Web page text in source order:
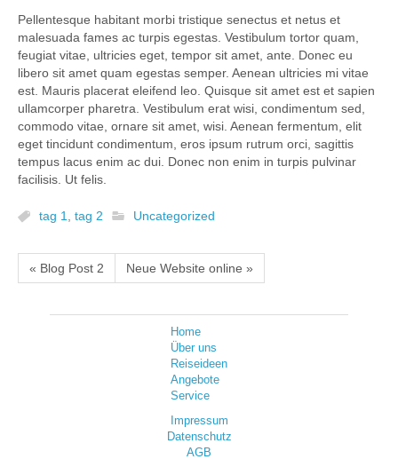
Pellentesque habitant morbi tristique senectus et netus et
malesuada fames ac turpis egestas. Vestibulum tortor quam,
feugiat vitae, ultricies eget, tempor sit amet, ante. Donec eu
libero sit amet quam egestas semper. Aenean ultricies mi vitae
est. Mauris placerat eleifend leo. Quisque sit amet est et sapien
ullamcorper pharetra. Vestibulum erat wisi, condimentum sed,
commodo vitae, ornare sit amet, wisi. Aenean fermentum, elit
eget tincidunt condimentum, eros ipsum rutrum orci, sagittis
tempus lacus enim ac dui. Donec non enim in turpis pulvinar
facilisis. Ut felis.
tag 1, tag 2 Uncategorized
« Blog Post 2 Neue Website online »
Home
Über uns
Reiseideen
Angebote
Service
Impressum
Datenschutz
AGB